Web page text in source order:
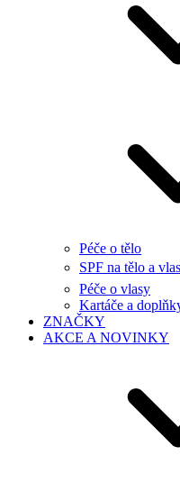
Péče o tělo
SPF na tělo a
Péče o vlasy
Kartáče a
ZNAČKY
AKCE A NOVINKY